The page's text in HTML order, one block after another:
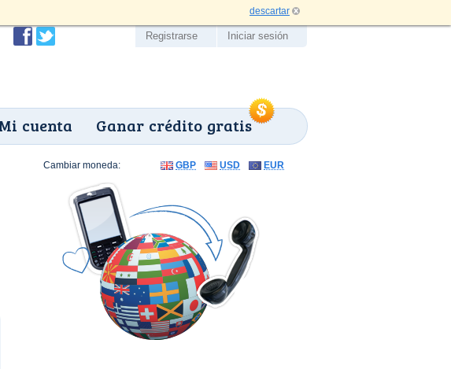
descartar
Ganar crédito gratis
cuenta
Registrarse Iniciar sesión
Cambiar moneda: GBP USD EUR